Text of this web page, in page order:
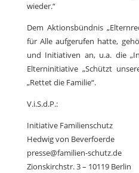
wieder.“
Dem Aktionsbündnis
für Alle aufgerufen hatte,
und Initiativen an, u.a. die
Elterninitiative „Schützt
„Rettet die Familie“.
V.i.S.d.P.:
Initiative Familienschutz
Hedwig von Beverfoerde
presse@familien-schutz.de
Zionskirchstr. 3 – 10119 Berlin